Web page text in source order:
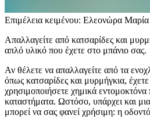
Επιμέλεια κειμένου: Ελεονώρα
Απαλλαγείτε από κατσαρίδες και
απλό υλικό που έχετε στο μπάνιο σας.
Αν θέλετε να απαλλαγείτε από τα
όπως κατσαρίδες και μυρμήγκια,
χρησιμοποιήσετε χημικά εντομοκτόνα
καταστήματα. Ωστόσο, υπάρχει και
μπορεί να σας φανεί χρήσιμη: η